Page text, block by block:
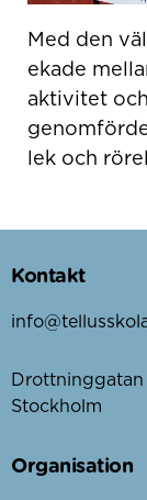
Med den
ekade
aktivitet
lek och
Kontakt
Drottninggatan
Stockholm
Organisation